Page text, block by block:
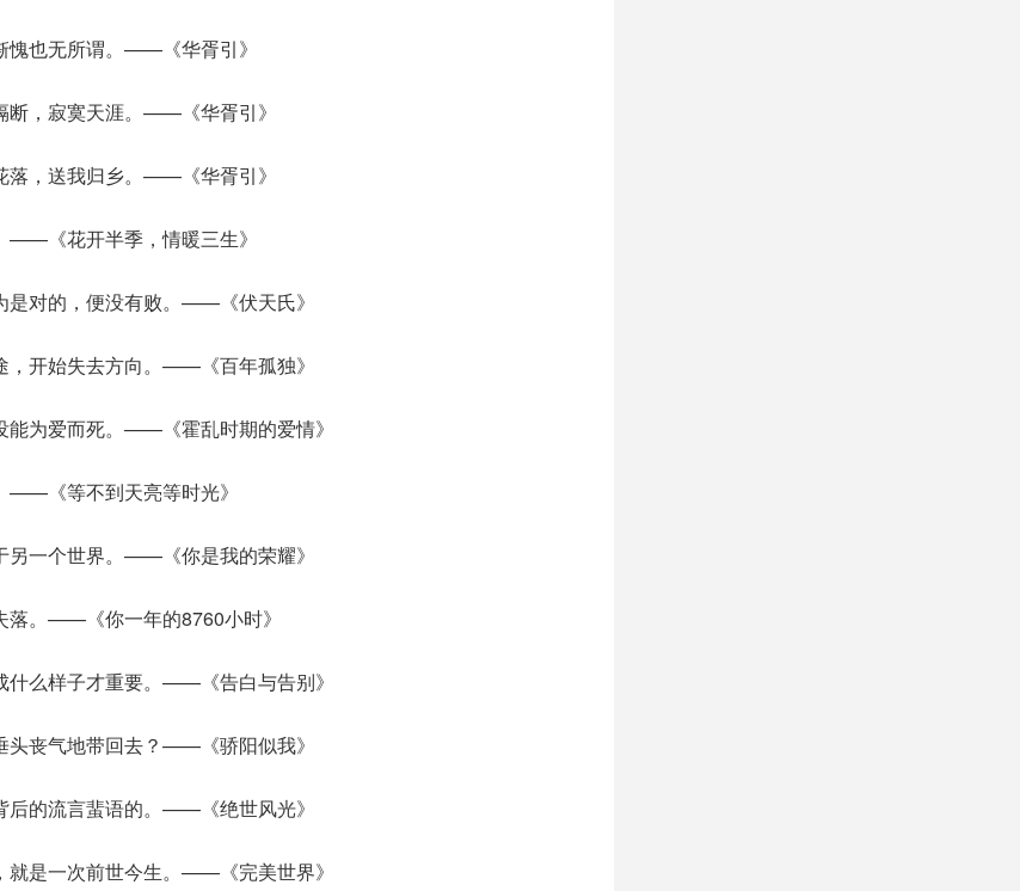
愧也无所谓。——《华胥引》
断，寂寞天涯。——《华胥引》
落，送我归乡。——《华胥引》
——《花开半季，情暖三生》
是对的，便没有败。——《伏天氏》
，开始失去方向。——《百年孤独》
能为爱而死。——《霍乱时期的爱情》
——《等不到天亮等时光》
另一个世界。——《你是我的荣耀》
落。——《你一年的8760小时》
什么样子才重要。——《告白与告别》
头丧气地带回去？——《骄阳似我》
后的流言蜚语的。——《绝世风光》
就是一次前世今生。——《完美世界》